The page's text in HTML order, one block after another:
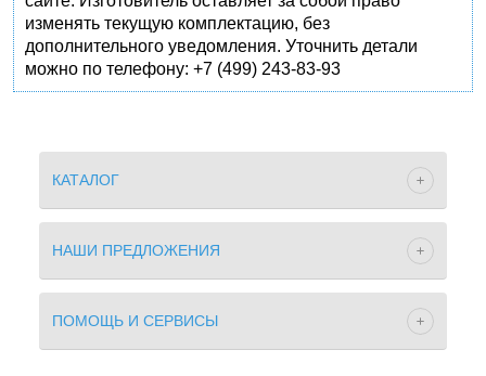
изменять текущую комплектацию, без
дополнительного уведомления. Уточнить детали
можно по телефону: +7 (499) 243-83-93
КАТАЛОГ
НАШИ ПРЕДЛОЖЕНИЯ
ПОМОЩЬ И СЕРВИСЫ